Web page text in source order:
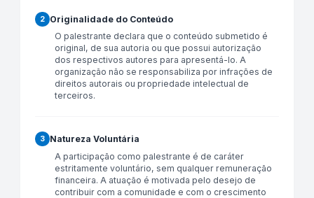
2
Originalidade do Conteúdo
O palestrante declara que o conteúdo submetido é
original, de sua autoria ou que possui autorização
dos respectivos autores para apresentá-lo. A
organização não se responsabiliza por infrações de
direitos autorais ou propriedade intelectual de
terceiros.
3
Natureza Voluntária
A participação como palestrante é de caráter
estritamente voluntário, sem qualquer remuneração
financeira. A atuação é motivada pelo desejo de
contribuir com a comunidade e com o crescimento